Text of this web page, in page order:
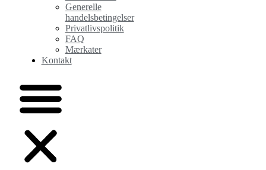
Generelle
handelsbetingelser
Privatlivspolitik
FAQ
Mærkater
Kontakt